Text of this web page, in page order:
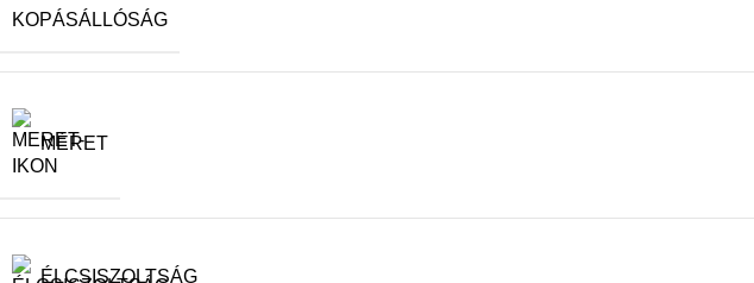
KOPÁSÁLLÓSÁG
MÉRET
ÉLCSISZOLTSÁG